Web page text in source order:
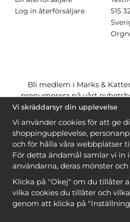
Log in återförsäljare
515
Bli medlem i Marks &
prenumerera på vårt
ner många mönstergratis
när du handlar garn till
ärgratis när du är
Bli
Vi skräddarsyr din upplevelse
Vi använder cookies för att ge
shoppingupplevelse,
och för hålla våra webbplatser
För detta ändamål samlar vi in
användarna, deras mönster
Klicka på "Okej" om du tillåter
vilka cookies du tillåter och
genom att klicka på